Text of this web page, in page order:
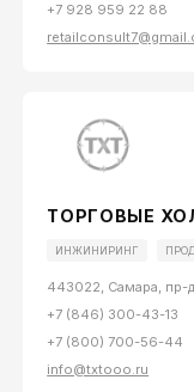
+7 928 959 22 88
ТОРГОВЫЕ
ИНЖИНИРИНГ
443022, Самара, пр-
+7 (846) 300-43-13
+7 (800) 700-56-44
info@txtooo.ru